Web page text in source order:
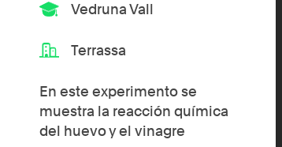
Vedruna Vall
Terrassa
En este experimento se
muestra la reacción química
del huevo y el vinagre